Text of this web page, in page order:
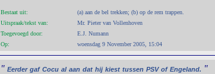
Bestaat uit:
(a) aan de bel trekken; (b) op de rem trappen.
Uitspraak/tekst van:
Mr. Pieter van Vollenhoven
Toegevoegd door:
E.J. Numann
Op:
woensdag 9 November 2005, 15:04
" Eerder gaf Cocu al aan dat hij kiest tussen PSV of Engeland. "